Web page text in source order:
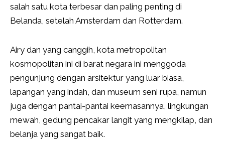
salah satu kota terbesar dan paling penting di
Belanda, setelah Amsterdam dan Rotterdam.
Airy dan yang canggih, kota metropolitan
kosmopolitan ini di barat negara ini menggoda
pengunjung dengan arsitektur yang luar biasa,
lapangan yang indah, dan museum seni rupa, namun
juga dengan pantai-pantai keemasannya, lingkungan
mewah, gedung pencakar langit yang mengkilap, dan
belanja yang sangat baik.